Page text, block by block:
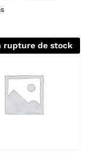
rupture de stock